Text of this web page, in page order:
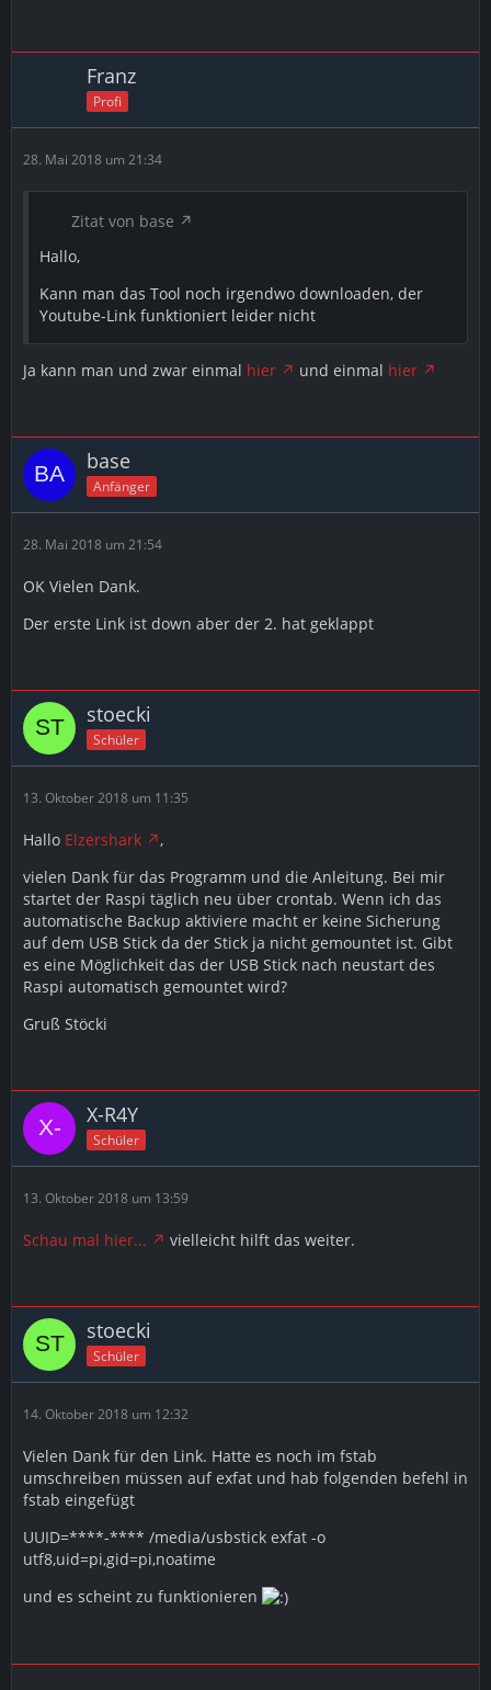
Franz
Profi
28. Mai 2018 um 21:34
Zitat von base
Hallo,
Kann man das Tool noch irgendwo downloaden, der
Youtube-Link funktioniert leider nicht
Ja kann man und zwar einmal hier und einmal hier
base
Anfänger
28. Mai 2018 um 21:54
OK Vielen Dank.
Der erste Link ist down aber der 2. hat geklappt
stoecki
Schüler
13. Oktober 2018 um 11:35
Hallo Elzershark
,
vielen Dank für das Programm und die Anleitung. Bei mir
startet der Raspi täglich neu über crontab. Wenn ich das
automatische Backup aktiviere macht er keine Sicherung
auf dem USB Stick da der Stick ja nicht gemountet ist. Gibt
es eine Möglichkeit das der USB Stick nach neustart des
Raspi automatisch gemountet wird?
Gruß Stöcki
X-R4Y
Schüler
13. Oktober 2018 um 13:59
Schau mal hier... vielleicht hilft das weiter.
stoecki
Schüler
14. Oktober 2018 um 12:32
Vielen Dank für den Link. Hatte es noch im fstab
umschreiben müssen auf exfat und hab folgenden befehl in
fstab eingefügt
UUID=****-**** /media/usbstick exfat -o
utf8,uid=pi,gid=pi,noatime
und es scheint zu funktionieren